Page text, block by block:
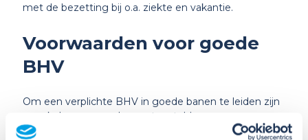
met de bezetting bij o.a. ziekte en vakantie.
Voorwaarden voor goede
BHV
Om een verplichte BHV in goede banen te leiden zijn
er enkele voorwaarden vastgesteld: